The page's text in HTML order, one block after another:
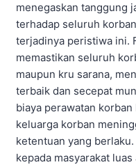
menegaskan tanggung
terhadap seluruh
terjadinya peristiwa ini.
memastikan seluruh
maupun kru sarana,
terbaik dan secepat
biaya perawatan
keluarga korban
ketentuan yang
kepada masyarakat